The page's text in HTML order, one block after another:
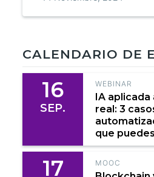
CALENDARIO DE
16
SEP.
WEBINAR
IA
real: 3
que
17 MOOC